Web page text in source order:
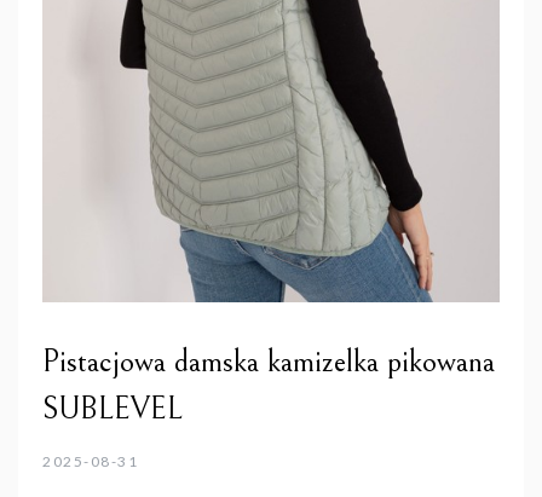
Pistacjowa damska kamizelka pikowana
SUBLEVEL
2025-08-31